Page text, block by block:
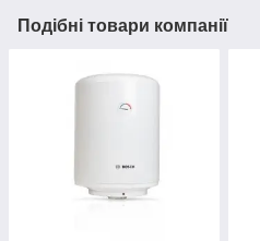
Подібні товари компанії